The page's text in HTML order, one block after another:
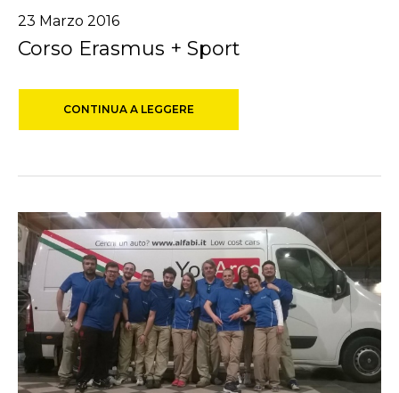
23 Marzo 2016
Corso Erasmus + Sport
CONTINUA A LEGGERE